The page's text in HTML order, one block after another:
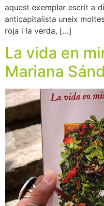
aquest exemplar escrit a
anticapitalista uneix
roja i la verda, […]
La vida en
Mariana